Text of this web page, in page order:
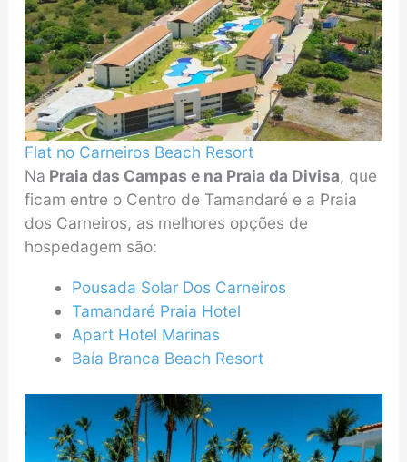
Flat no Carneiros Beach Resort
Na Praia das Campas e na Praia da Divisa, que
ficam entre o Centro de Tamandaré e a Praia
dos Carneiros, as melhores opções de
hospedagem são:
Pousada Solar Dos Carneiros
Tamandaré Praia Hotel
Apart Hotel Marinas
Baía Branca Beach Resort